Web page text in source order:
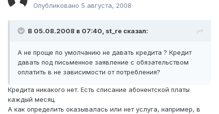
Опубликовано 5 августа, 2008
В 05.08.2008 в 07:40, st_re сказал:
А не проще по умолчанию не давать кредита ? Кредит
давать под письменное заявление с обязательством
оплатить в не зависимости от потребления?
Кредита никакого нет. Есть списание абонентской платы
каждый месяц.
А как определить оказывалась или нет услуга, например, в